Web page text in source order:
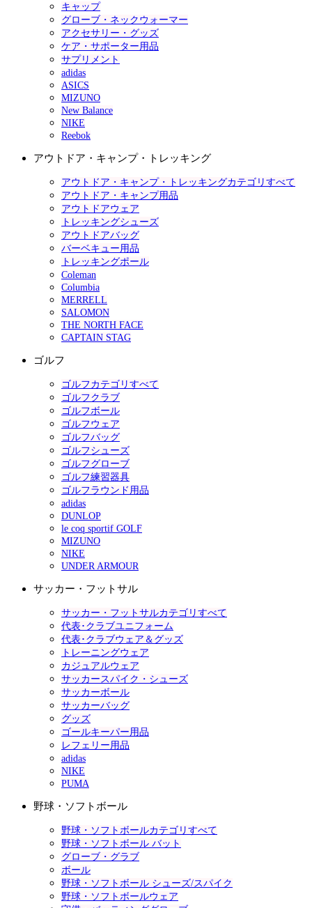
キャップ
グローブ・ネックウォーマー
アクセサリー・グッズ
ケア・サポーター用品
サプリメント
adidas
ASICS
MIZUNO
New Balance
NIKE
Reebok
アウトドア・キャンプ・トレッキング
アウトドア・キャンプ・トレッキングカテゴリすべて
アウトドア・キャンプ用品
アウトドアウェア
トレッキングシューズ
アウトドアバッグ
バーベキュー用品
トレッキングポール
Coleman
Columbia
MERRELL
SALOMON
THE NORTH FACE
CAPTAIN STAG
ゴルフ
ゴルフカテゴリすべて
ゴルフクラブ
ゴルフボール
ゴルフウェア
ゴルフバッグ
ゴルフシューズ
ゴルフグローブ
ゴルフ練習器具
ゴルフラウンド用品
adidas
DUNLOP
le coq sportif GOLF
MIZUNO
NIKE
UNDER ARMOUR
サッカー・フットサル
サッカー・フットサルカテゴリすべて
代表･クラブユニフォーム
代表･クラブウェア＆グッズ
トレーニングウェア
カジュアルウェア
サッカースパイク・シューズ
サッカーボール
サッカーバッグ
グッズ
ゴールキーパー用品
レフェリー用品
adidas
NIKE
PUMA
野球・ソフトボール
野球・ソフトボールカテゴリすべて
野球・ソフトボール バット
グローブ・グラブ
ボール
野球・ソフトボール シューズ/スパイク
野球・ソフトボールウェア